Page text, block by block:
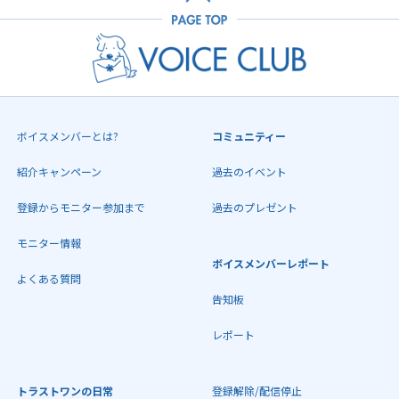
ボイスメンバーとは?
紹介キャンペーン
登録からモニター参加まで
モニター情報
よくある質問
コミュニティー
過去のイベント
過去のプレゼント
ボイスメンバーレポート
告知板
レポート
トラストワンの日常 登録解除/配信停止